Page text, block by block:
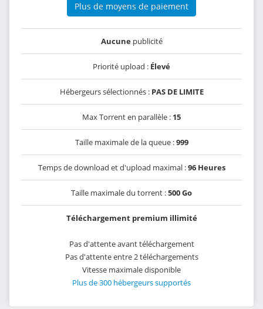
Plus de moyens de paiement
Aucunepublicité
Priorité upload : Élevé
Hébergeurs sélectionnés : PAS DE LIMITE
Max Torrent en parallèle : 15
Taille maximale de la queue :999
Temps de download et d'upload maximal :96 Heures
Taille maximale du torrent :500 Go
Téléchargement premium illimité
Pas d'attente avant téléchargement
Pas d'attente entre 2 téléchargements
Vitesse maximale disponible
Plus de 300 hébergeurs supportés